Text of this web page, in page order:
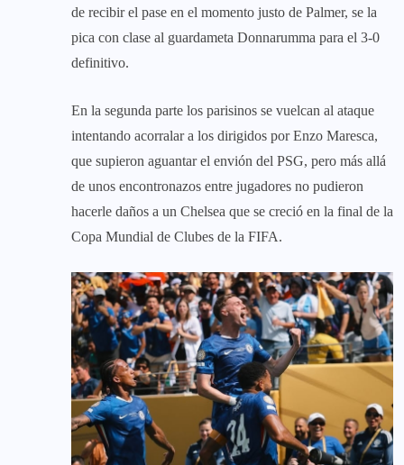
de recibir el pase en el momento justo de Palmer, se la
pica con clase al guardameta Donnarumma para el 3-0
definitivo.
En la segunda parte los parisinos se vuelcan al ataque
intentando acorralar a los dirigidos por Enzo Maresca,
que supieron aguantar el envión del PSG, pero más allá
de unos encontronazos entre jugadores no pudieron
hacerle daños a un Chelsea que se creció en la final de la
Copa Mundial de Clubes de la FIFA.